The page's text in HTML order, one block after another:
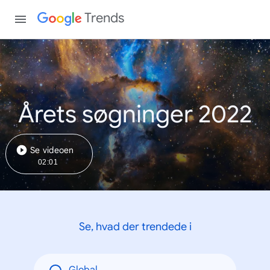
Trends
Årets søgninger 2022
Se videoen
02:01
Se, hvad der trendede i